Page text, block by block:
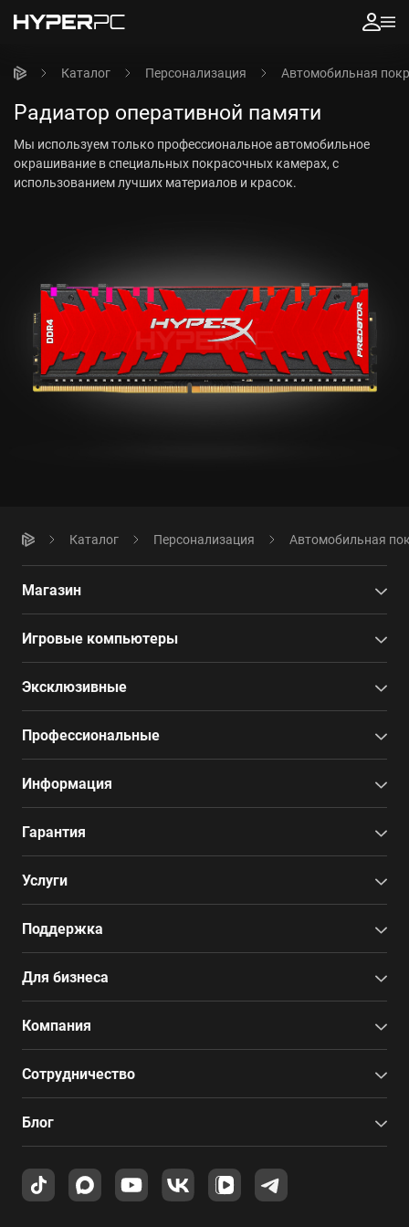
Каталог Персонализация Автомобильная
Радиатор оперативной памяти
Мы используем только профессиональное автомобильное
окрашивание в специальных покрасочных камерах, с
использованием лучших материалов и красок.
Каталог Персонализация Автомобильная
Магазин
Игровые компьютеры
Эксклюзивные
Профессиональные
Информация
Гарантия
Услуги
Поддержка
Для бизнеса
Компания
Сотрудничество
Блог